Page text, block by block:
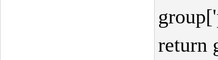
return